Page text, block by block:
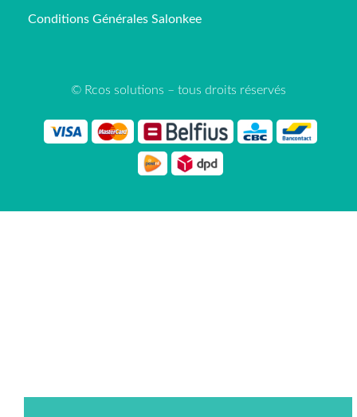
Conditions Générales Salonkee
© Rcos solutions – tous droits réservés